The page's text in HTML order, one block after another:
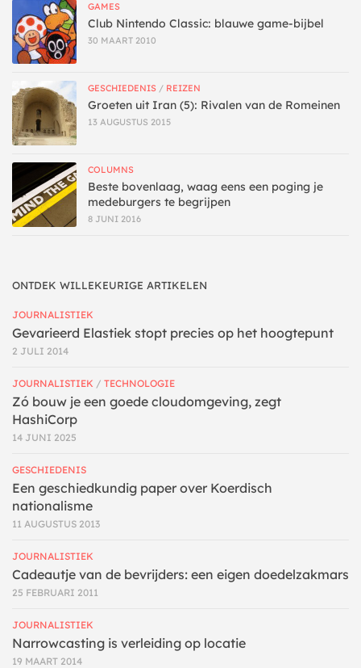
GAMES
Club Nintendo Classic: blauwe game-bijbel
30 MAART 2010
GESCHIEDENIS / REIZEN
Groeten uit Iran (5): Rivalen van de Romeinen
13 AUGUSTUS 2015
COLUMNS
Beste bovenlaag, waag eens een poging je
medeburgers te begrijpen
8 JUNI 2016
ONTDEK WILLEKEURIGE ARTIKELEN
JOURNALISTIEK
Gevarieerd Elastiek stopt precies op het hoogtepunt
2 JULI 2014
JOURNALISTIEK / TECHNOLOGIE
Zó bouw je een goede cloudomgeving, zegt
HashiCorp
14 JUNI 2025
GESCHIEDENIS
Een geschiedkundig paper over Koerdisch
nationalisme
11 AUGUSTUS 2013
JOURNALISTIEK
Cadeautje van de bevrijders: een eigen doedelzakmars
25 FEBRUARI 2011
JOURNALISTIEK
Narrowcasting is verleiding op locatie
19 MAART 2014